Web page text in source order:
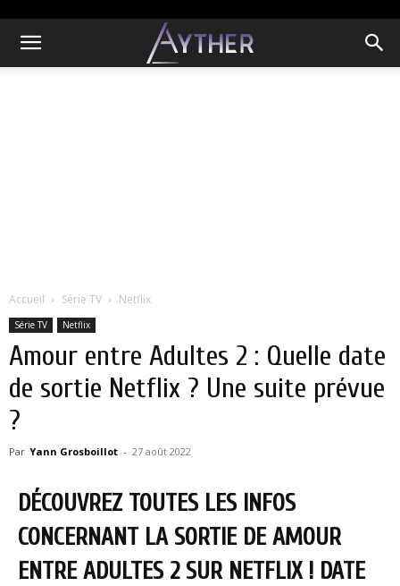
Accueil Série TV Netflix
Série TV Netflix
Amour entre Adultes 2 : Quelle date
de sortie Netflix ? Une suite prévue
?
Par Yann Grosboillot - 27 août 2022
DÉCOUVREZ TOUTES LES INFOS
CONCERNANT LA SORTIE DE AMOUR
ENTRE ADULTES 2 SUR NETFLIX ! DATE